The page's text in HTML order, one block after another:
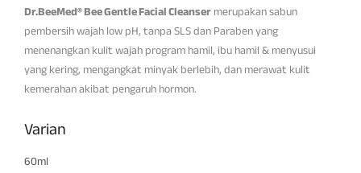
Dr.BeeMed® Bee Gentle Facial Cleansermerupakan sabun
pembersih wajah low pH, tanpa SLS dan Paraben yang
menenangkan kulit wajah program hamil, ibu hamil & menyusui
yang kering, mengangkat minyak berlebih, dan merawat kulit
kemerahan akibat pengaruh hormon.
Varian
60ml